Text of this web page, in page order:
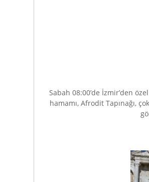
Sabah 08:00’de İzmir’den
hamamı, Afrodit Tapınağı,